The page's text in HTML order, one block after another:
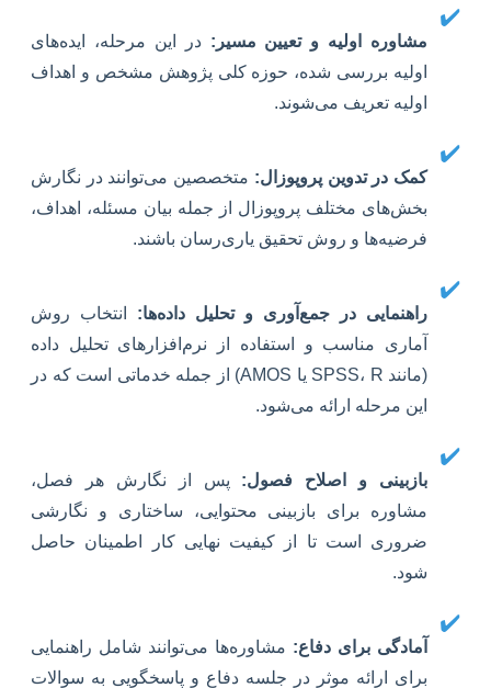
✔️
مشاوره اولیه و تعیین مسیر: در این مرحله، ایده‌های
اولیه بررسی شده، حوزه کلی پژوهش مشخص و اهداف
اولیه تعریف می‌شوند.
✔️
کمک در تدوین پروپوزال: متخصصین می‌توانند در نگارش
بخش‌های مختلف پروپوزال از جمله بیان مسئله، اهداف،
فرضیه‌ها و روش تحقیق یاری‌رسان باشند.
✔️
راهنمایی در جمع‌آوری و تحلیل داده‌ها: انتخاب روش
آماری مناسب و استفاده از نرم‌افزارهای تحلیل داده
(مانند SPSS، R یا AMOS) از جمله خدماتی است که در
این مرحله ارائه می‌شود.
✔️
بازبینی و اصلاح فصول: پس از نگارش هر فصل،
مشاوره برای بازبینی محتوایی، ساختاری و نگارشی
ضروری است تا از کیفیت نهایی کار اطمینان حاصل
شود.
✔️
آمادگی برای دفاع: مشاوره‌ها می‌توانند شامل راهنمایی
برای ارائه موثر در جلسه دفاع و پاسخگویی به سوالات